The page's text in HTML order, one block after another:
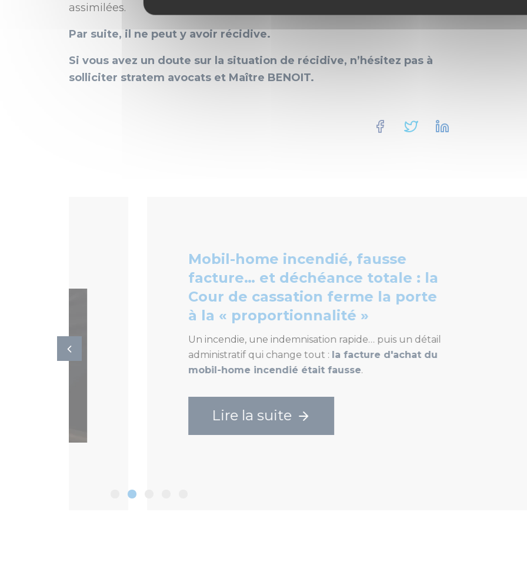
assimilées.
Par suite, il ne peut y avoir récidive.
Si vous avez un doute sur la situation de récidive, n’hésitez pas à
solliciter stratem avocats et Maître BENOIT.
Facebook
Twitter
Mobil-home incendié, fausse
facture… et déchéance totale : la
Cour de cassation ferme la porte
à la « proportionnalité »
Un incendie, une indemnisation rapide… puis un détail
administratif qui change tout : la facture d'achat du
mobil-home incendié était fausse.
Lire la suite